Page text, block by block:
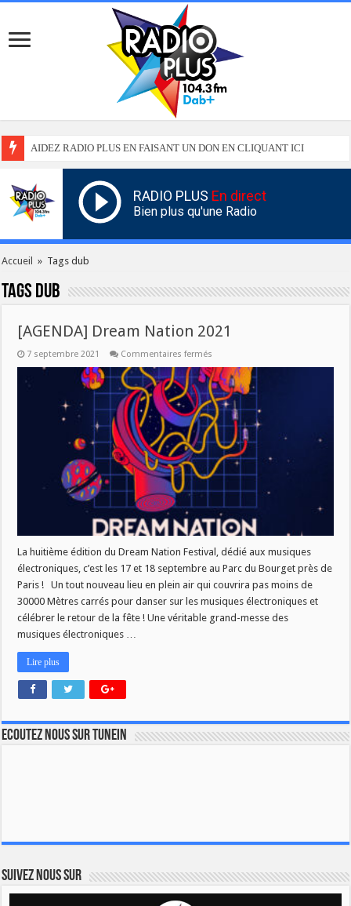
AIDEZ RADIO PLUS EN FAISANT UN DON EN CLIQUANT ICI
RADIO PLUS En direct
Bien plus qu'une Radio
Accueil » Tags dub
Tags dub
[AGENDA] Dream Nation 2021
7 septembre 2021 Commentaires fermés
Dream
Nation
2021
La huitième édition du Dream Nation Festival, dédié aux musiques
électroniques, c’est les 17 et 18 septembre au Parc du Bourget près de
Paris ! Un tout nouveau lieu en plein air qui couvrira pas moins de
30000 Mètres carrés pour danser sur les musiques électroniques et
célébrer le retour de la fête ! Une véritable grand-messe des
musiques électroniques …
Lire plus
Ecoutez nous sur TuneIn
Suivez nous sur